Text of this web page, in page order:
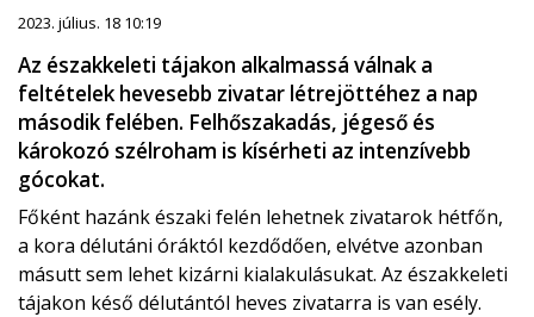
2023. július. 18 10:19
Az északkeleti tájakon alkalmassá válnak a
feltételek hevesebb zivatar létrejöttéhez a nap
második felében. Felhőszakadás, jégeső és
károkozó szélroham is kísérheti az intenzívebb
gócokat.
Főként hazánk északi felén lehetnek zivatarok hétfőn,
a kora délutáni óráktól kezdődően, elvétve azonban
másutt sem lehet kizárni kialakulásukat. Az északkeleti
tájakon késő délutántól heves zivatarra is van esély.